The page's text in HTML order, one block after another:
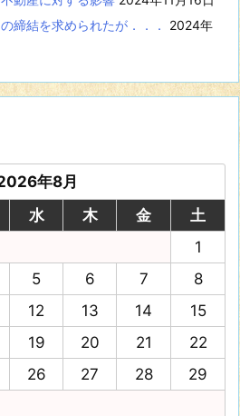
締結を求められたが．．．
2024年
年8月
水 木 金
土
1
5 6 7
8
12 13 14
15
19 20 21
22
26 27 28
29